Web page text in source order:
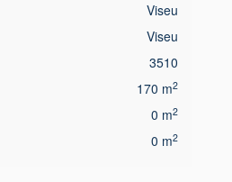
Viseu
Viseu
3510
170 m2
0 m2
0 m2